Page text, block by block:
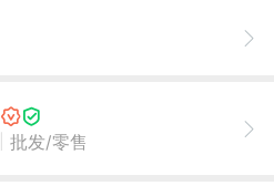
批发/零售